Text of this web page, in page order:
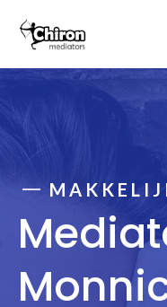
naar